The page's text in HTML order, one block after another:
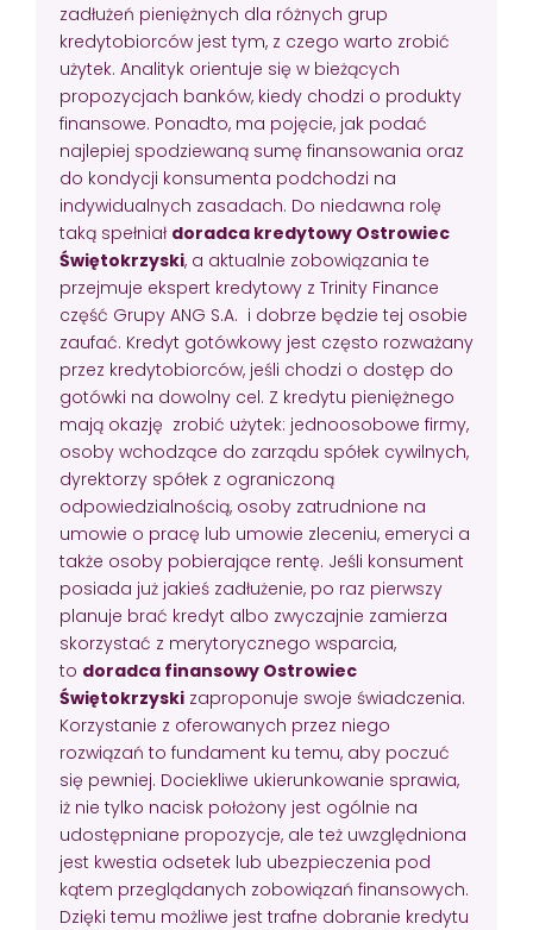
zadłużeń pieniężnych dla różnych grup
kredytobiorców jest tym, z czego warto zrobić
użytek. Analityk orientuje się w bieżących
propozycjach banków, kiedy chodzi o produkty
finansowe. Ponadto, ma pojęcie, jak podać
najlepiej spodziewaną sumę finansowania oraz
do kondycji konsumenta podchodzi na
indywidualnych zasadach. Do niedawna rolę
taką spełniał doradca kredytowy Ostrowiec
Świętokrzyski, a aktualnie zobowiązania te
przejmuje ekspert kredytowy z Trinity Finance
część Grupy ANG S.A. i dobrze będzie tej osobie
zaufać. Kredyt gotówkowy jest często rozważany
przez kredytobiorców, jeśli chodzi o dostęp do
gotówki na dowolny cel. Z kredytu pieniężnego
mają okazję zrobić użytek: jednoosobowe firmy,
osoby wchodzące do zarządu spółek cywilnych,
dyrektorzy spółek z ograniczoną
odpowiedzialnością, osoby zatrudnione na
umowie o pracę lub umowie zleceniu, emeryci a
także osoby pobierające rentę. Jeśli konsument
posiada już jakieś zadłużenie, po raz pierwszy
planuje brać kredyt albo zwyczajnie zamierza
skorzystać z merytorycznego wsparcia,
to doradca finansowy Ostrowiec
Świętokrzyski zaproponuje swoje świadczenia.
Korzystanie z oferowanych przez niego
rozwiązań to fundament ku temu, aby poczuć
się pewniej. Dociekliwe ukierunkowanie sprawia,
iż nie tylko nacisk położony jest ogólnie na
udostępniane propozycje, ale też uwzględniona
jest kwestia odsetek lub ubezpieczenia pod
kątem przeglądanych zobowiązań finansowych.
Dzięki temu możliwe jest trafne dobranie kredytu